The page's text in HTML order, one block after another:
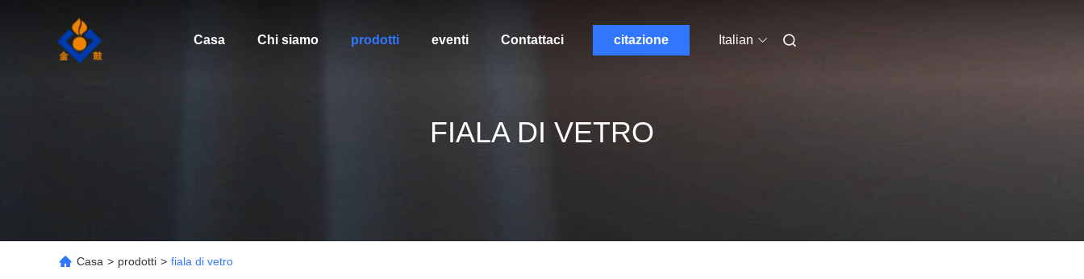
Casa Chi siamo prodotti eventi Contattaci citazione Italian
FIALA DI VETRO
Casa > prodotti > fiala di vetro